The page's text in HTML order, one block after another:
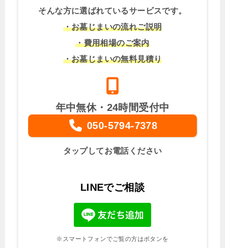
そんな方に選ばれているサービスです。
・お墓じまいの流れご説明
・費用相場のご案内
・お墓じまいの無料見積り
年中無休・24時間受付中
050-5794-7378
タップしてお電話ください
LINEでご相談
※スマートフォンでご覧の方はボタンを